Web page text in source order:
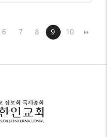
6 7 8 9 10